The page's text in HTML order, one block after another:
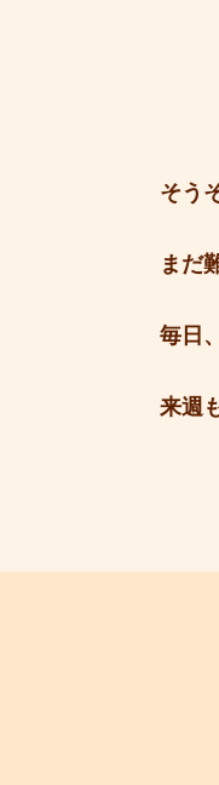
そう
まだ
毎日
来週